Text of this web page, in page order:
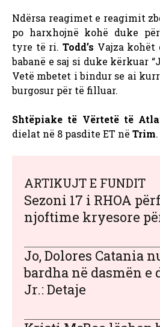
Ndërsa reagimet e reagimit
po harxhojnë kohë duke
tyre të ri. Todd’s Vajza
babanë e saj si duke kërkuar
Vetë mbetet i bindur se ai
burgosur për të filluar.
Shtëpiake të Vërtetë të
dielat në 8 pasdite ET në Trim.
ARTIKUJT E FUNDIT
Sezoni 17 i RHOA
njoftime kryesore
Jo, Dolores Catania
bardha në dasmën
Jr.: Detaje